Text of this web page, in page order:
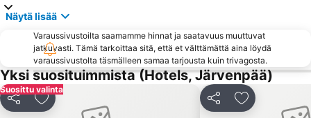
Nuuksio National Park
Herttoniemi
Shopping centre Iso Omena
Sörnäinen
Kampin linja-autoasema
Tiedekeskus Heureka
Kallio Church
Finlandia Hall
Munkkiniemi
Sveitsin hiihtokeskus
Lönnrotinkatu
Näytä lisää
Varaussivustoilta saamamme hinnat ja saatavuus muuttuvat
jatkuvasti. Tämä tarkoittaa sitä, että et välttämättä aina löydä
varaussivustolta täsmälleen samaa tarjousta kuin trivagosta.
Yksi suosituimmista (Hotels, Järvenpää)
Suosittu valinta
Jaa Lisää suosikkeihin Jaa Lisää